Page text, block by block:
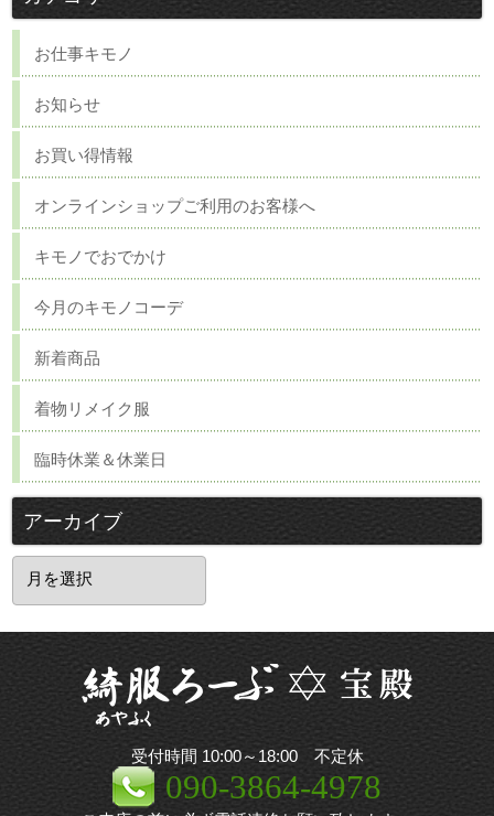
お仕事キモノ
お知らせ
お買い得情報
オンラインショップご利用のお客様へ
キモノでおでかけ
今月のキモノコーデ
新着商品
着物リメイク服
臨時休業＆休業日
アーカイブ
ー
受付時間 10:00～18:00 不定休
090-3864-4978